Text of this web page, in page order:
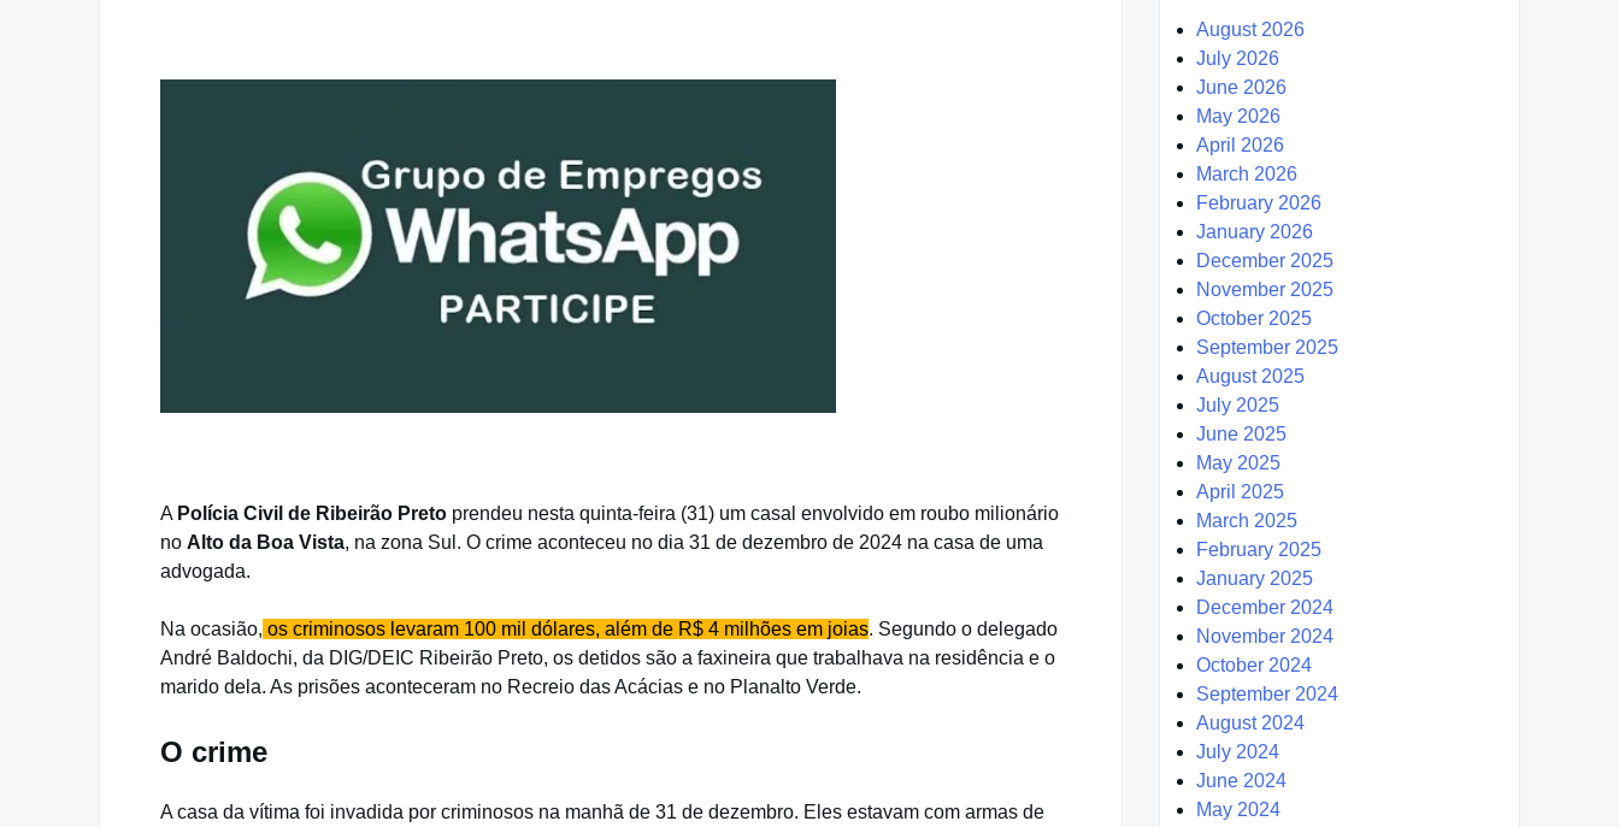
A Polícia Civil de Ribeirão Preto prendeu nesta quinta-feira (31) um casal envolvido em roubo milionário
no Alto da Boa Vista, na zona Sul. O crime aconteceu no dia 31 de dezembro de 2024 na casa de uma
advogada.
Na ocasião, os criminosos levaram 100 mil dólares, além de R$ 4 milhões em joias. Segundo o delegado
André Baldochi, da DIG/DEIC Ribeirão Preto, os detidos são a faxineira que trabalhava na residência e o
marido dela. As prisões aconteceram no Recreio das Acácias e no Planalto Verde.
O crime
A casa da vítima foi invadida por criminosos na manhã de 31 de dezembro. Eles estavam com armas de
August 2026
July 2026
June 2026
May 2026
April 2026
March 2026
February 2026
January 2026
December 2025
November 2025
October 2025
September 2025
August 2025
July 2025
June 2025
May 2025
April 2025
March 2025
February 2025
January 2025
December 2024
November 2024
October 2024
September 2024
August 2024
July 2024
June 2024
May 2024